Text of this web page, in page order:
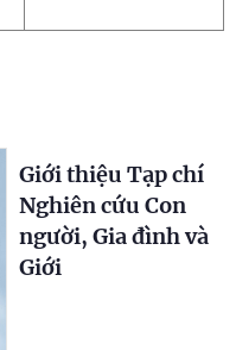
Giới thiệu Tạp chí
Nghiên cứu Con
người, Gia đình và
Giới